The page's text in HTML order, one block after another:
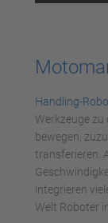
Handling-
Werkzeuge
bewegen,
transferieren.
integrieren
Welt Roboter